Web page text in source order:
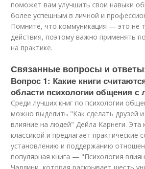
поможет вам улучшить свои навыки
более успешным в личной и
Помните, что коммуникация — это не
действия, поэтому важно применять
на практике.
Связанные вопросы и
Вопрос 1: Какие книги
области психологии общения
Среди лучших книг по психологии
можно выделить "Как сделать друзей
влияние на людей" Дейла Карнеги. Эта
классикой и предлагает практические
установлению и поддержанию
популярная книга — "Психология